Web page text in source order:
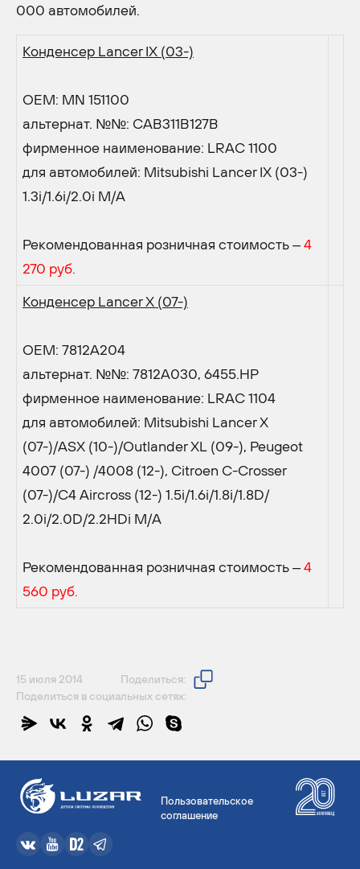
000 автомобилей.
Конденсер Lancer IX (03-)
OEM: MN 151100
альтернат. №№: CAB311B127B
фирменное наименование: LRAC 1100
для автомобилей: Mitsubishi Lancer IX (03-)
1.3i/1.6i/2.0i M/А
Рекомендованная розничная стоимость –4
270 руб.
Конденсер Lancer X (07-)
OEM: 7812A204
альтернат. №№: 7812A030, 6455.HP
фирменное наименование: LRAC 1104
для автомобилей: Mitsubishi Lancer X
(07-)/ASX (10-)/Outlander XL (09-), Peugeot
4007 (07-) /4008 (12-), Citroen C-Crosser
(07-)/C4 Aircross (12-) 1.5i/1.6i/1.8i/1.8D/
2.0i/2.0D/2.2HDi M/А
Рекомендованная розничная стоимость –4
560 руб.
15 июля 2014
Поделиться:
Поделиться в социальных сетях:
Пользовательское
соглашение